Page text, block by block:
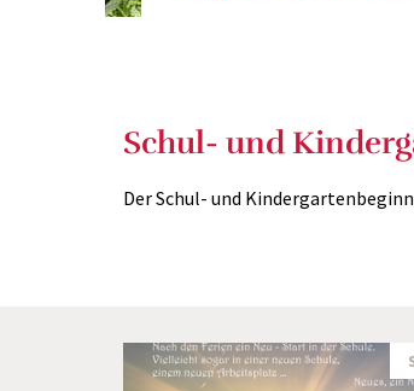
Schul- und
Der Schul- und